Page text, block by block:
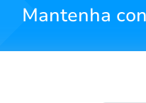
Mantenha